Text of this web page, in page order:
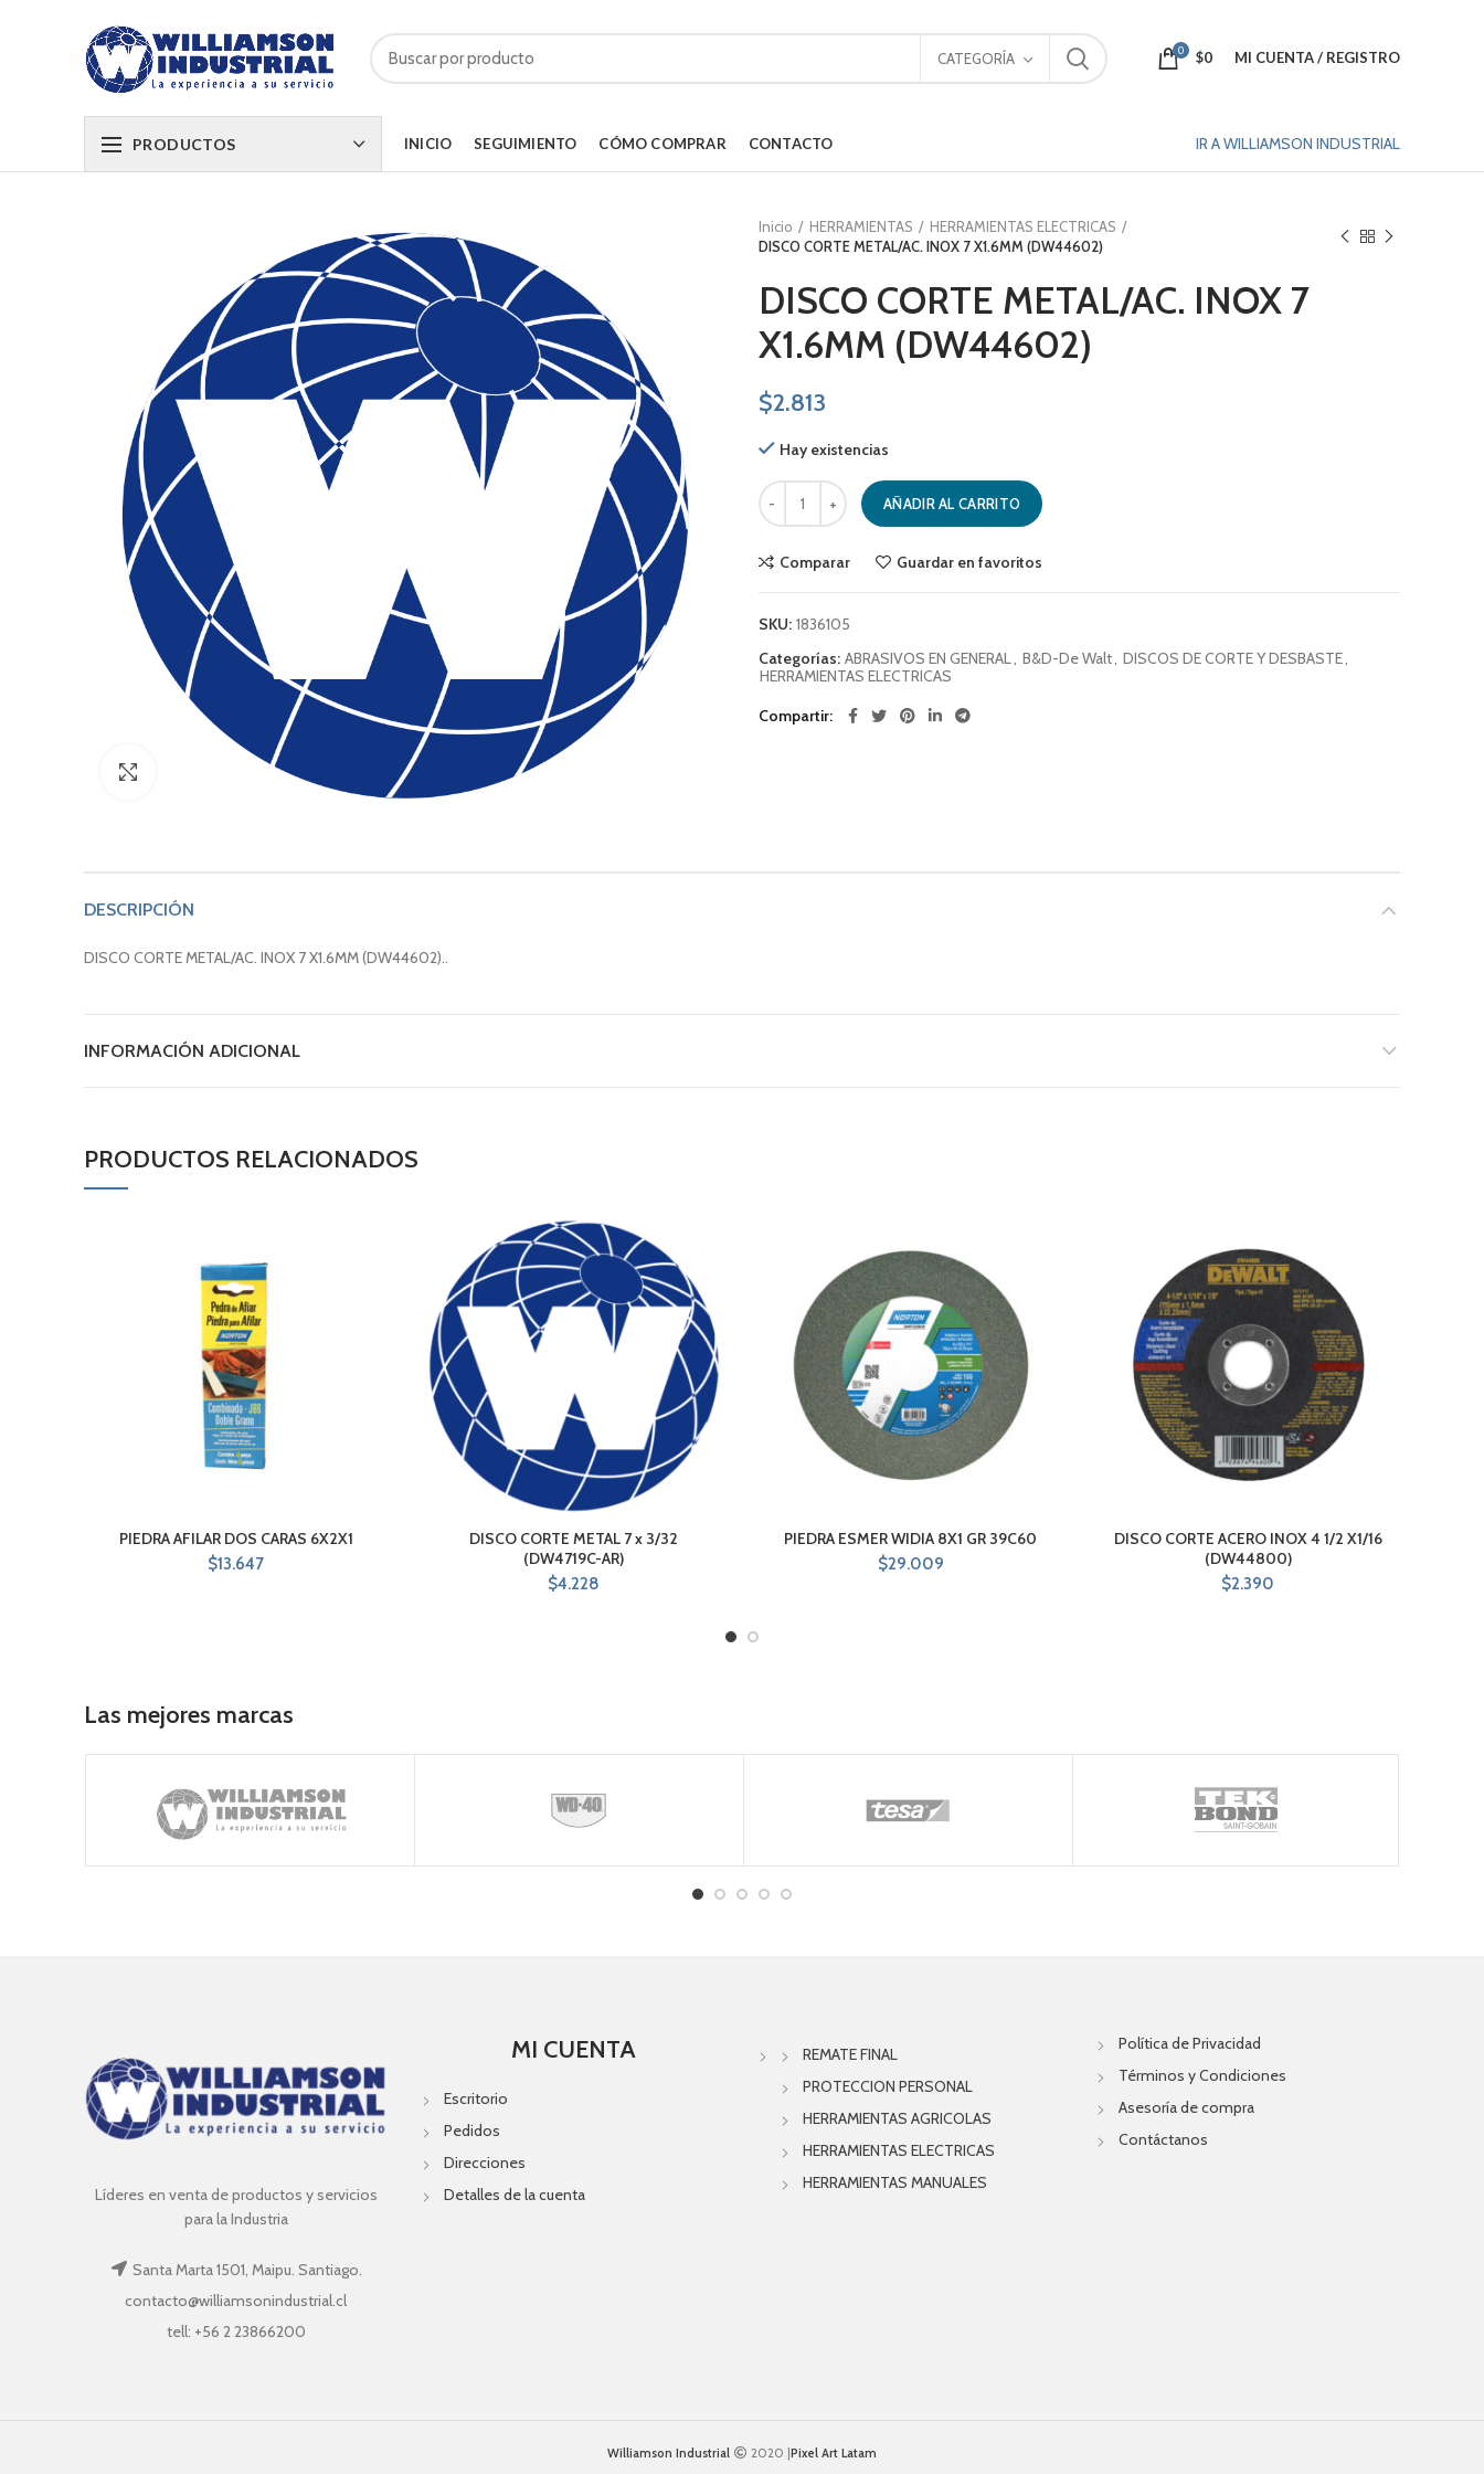
CATEGORÍA 0 $0 MI CUENTA / REGISTRO
PRODUCTOS INICIO SEGUIMIENTO CÓMO COMPRAR CONTACTO IR A WILLIAMSON INDUSTRIAL
Inicio HERRAMIENTAS
HERRAMIENTAS ELECTRICAS
DISCO CORTE METAL/AC. INOX 7 X1.6MM (DW44602)
DISCO CORTE METAL/AC. INOX 7
X1.6MM (DW44602)
$2.813
Hay existencias
DISCO CORTE METAL/AC. INOX 7 X1.6MM (DW44602) cantidad
AÑADIR AL CARRITO
Comparar Guardar en favoritos
SKU: 1836105
Categorías: ABRASIVOS EN GENERAL, B&D-De Walt, DISCOS DE CORTE Y DESBASTE,
HERRAMIENTAS ELECTRICAS
Compartir
DESCRIPCIÓN
DISCO CORTE METAL/AC. INOX 7 X1.6MM (DW44602)..
INFORMACIÓN ADICIONAL
PRODUCTOS RELACIONADOS
PIEDRA AFILAR DOS CARAS 6X2X1
$13.647
DISCO CORTE METAL 7 x 3/32
(DW4719C-AR)
$4.228
PIEDRA ESMER WIDIA 8X1 GR 39C60
$29.009
DISCO CORTE ACERO INOX 4 1/2 X1/16
(DW44800)
$2.390
Las mejores marcas
Líderes en venta de productos y servicios
para la Industria
Santa Marta 1501, Maipu. Santiago.
contacto@williamsonindustrial.cl
tell: +56 2 23866200
MI CUENTA
Escritorio
Pedidos
Direcciones
Detalles de la cuenta
REMATE FINAL
PROTECCION PERSONAL
HERRAMIENTAS AGRICOLAS
HERRAMIENTAS ELECTRICAS
HERRAMIENTAS MANUALES
Política de Privacidad
Términos y Condiciones
Asesoría de compra
Contáctanos
Williamson Industrial 2020 |Pixel Art Latam